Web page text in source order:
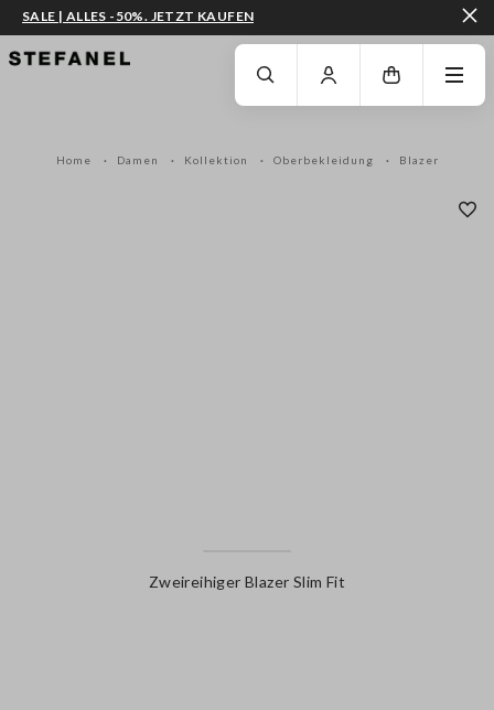
ZUM HAUPTINHALT SPRINGEN GEHEN SIE ZUM ENDE DER SEITE
SALE | ALLES -50%. JETZT KAUFEN
Home Damen Kollektion Oberbekleidung Blazer
Zweireihiger Blazer Slim Fit